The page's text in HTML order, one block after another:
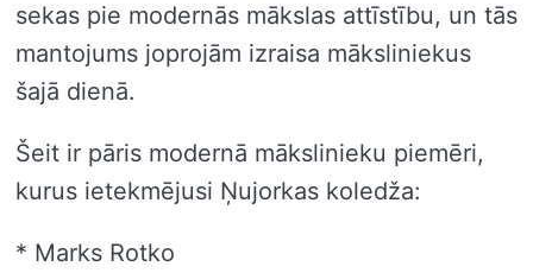
sekas pie modernās mākslas attīstību, un tās
mantojums joprojām izraisa māksliniekus
šajā dienā.
Šeit ir pāris modernā mākslinieku piemēri,
kurus ietekmējusi Ņujorkas koledža:
* Marks Rotko